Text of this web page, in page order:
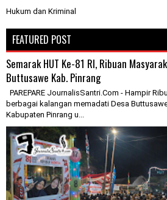
Hukum dan Kriminal
FEATURED POST
Semarak HUT Ke-81 RI, Ribuan
Buttusawe Kab. Pinrang
PAREPARE JournalisSantri.Com - Hampir
berbagai kalangan memadati Desa
Kabupaten Pinrang u...